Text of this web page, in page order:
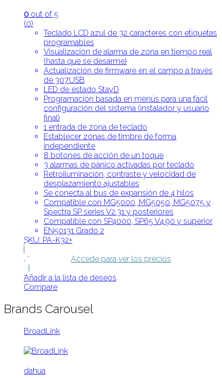
0 out of 5
(0)
Teclado LCD azul de 32 caracteres con etiquetas
programables
Visualización de alarma de zona en tiempo real
(hasta que se desarme)
Actualización de firmware en el campo a través
de 307USB
LED de estado StayD
Programación basada en menús para una fácil
configuración del sistema (instalador y usuario
final)
1 entrada de zona de teclado
Establecer zonas de timbre de forma
independiente
8 botones de acción de un toque
3 alarmas de pánico activadas por teclado
Retroiluminación, contraste y velocidad de
desplazamiento ajustables
Se conecta al bus de expansión de 4 hilos
Compatible con MG5000, MG5050, MG5075 y
Spectra SP series V2.31 y posteriores
Compatible con SP4000, SP65 V4.90 y superior
EN50131 Grado 2
SKU: PA-K32+
Accede para ver los precios
Añadir a la lista de deseos
Compare
Brands Carousel
BroadLink
dahua